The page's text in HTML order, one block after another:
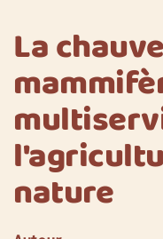
La
nature